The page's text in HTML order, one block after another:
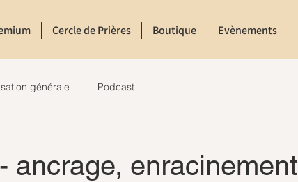
Cercle de Prières Boutique Evènements
générale Podcast
ancrage, enracinement